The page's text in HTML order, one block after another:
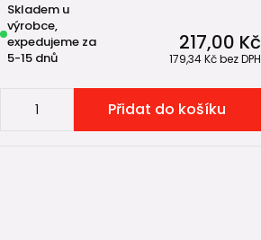
217,00 Kč
179,34 Kčbez DPH
Skladem u
výrobce,
expedujeme za
5-15 dnů
Přidat do košíku